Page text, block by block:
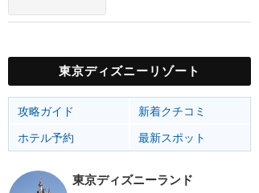
東京ディズニーリゾート
攻略ガイド
新着クチコミ
ホテル予約
最新スポット
東京ディズニーランド